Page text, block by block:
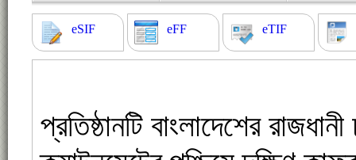
eSIF eFF eTIF
প্রতিষ্ঠানটি বাংলাদেশের